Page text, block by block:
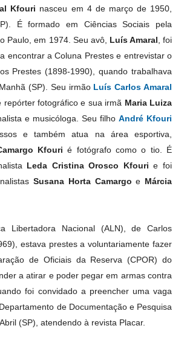
Kfouri nasceu em 4 de março de 1950,
É formado em Ciências Sociais pela
Paulo, em 1974. Seu avô, Luís Amaral , foi
encontrar a Coluna Prestes e entrevistar o
Prestes (1898-1990), quando trabalhava
(SP). Seu irmão Luís Carlos Amaral
repórter fotográfico e sua irmã Maria Luiza
e musicóloga. Seu filho André Kfouri
e também atua na área esportiva,
Kfouri é fotógrafo como o tio. É
Leda Cristina Orosco Kfouri e foi
Susana Horta Camargo e Márcia
Libertadora Nacional (ALN), de Carlos
estava prestes a voluntariamente fazer
de Oficiais da Reserva (CPOR) do
a atirar e poder pegar em armas contra
foi convidado a preencher uma vaga
de Documentação e Pesquisa
(SP), atendendo à revista Placar.